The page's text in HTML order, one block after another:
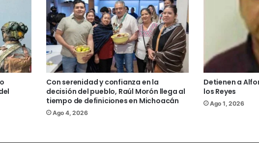
Con serenidad y confianza en la
decisión del pueblo, Raúl Morón llega al
tiempo de definiciones en Michoacán
Ago 4, 2026
Detienen a
los Reyes
Ago 1, 2026